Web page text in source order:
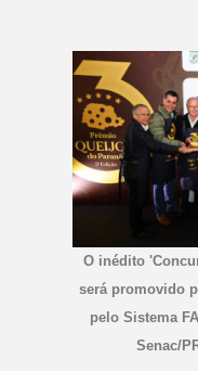
O inédito
será promovido
pelo Sistema
Senac/